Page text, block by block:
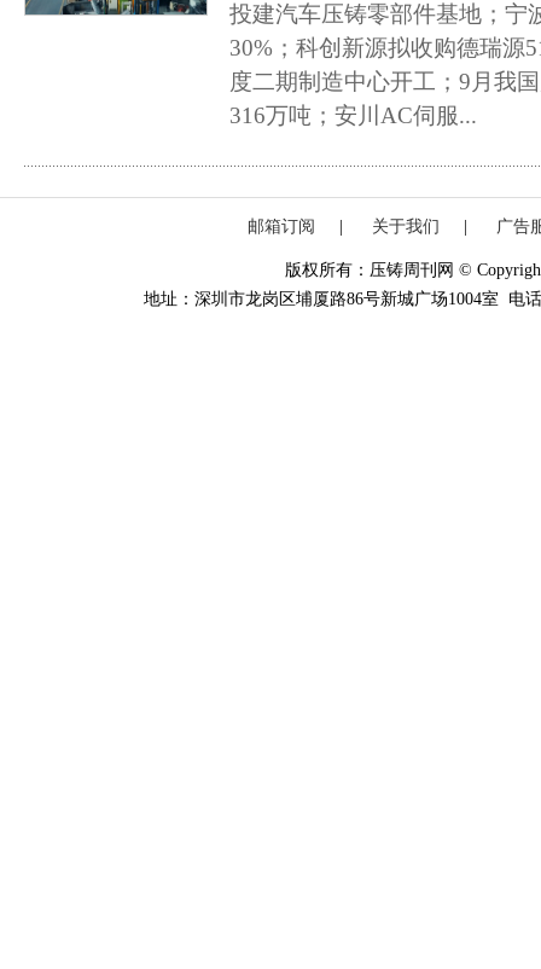
投建汽车压铸零部件基地；宁
30%；科创新源拟收购德瑞源
度二期制造中心开工；9月我
316万吨；安川AC伺服...
邮箱订阅 关于我们 广告
版权所有：压铸周刊网 ©
地址：深圳市龙岗区埔厦路86号新城广场1004室 电